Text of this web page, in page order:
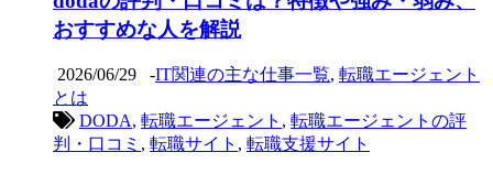
おすすめな人を解説
2026/06/29 -IT関連の主な仕事一覧, 転職エージェント
とは
DODA, 転職エージェント , 転職エージェントの評
判・口コミ , 転職サイト , 転職支援サイト